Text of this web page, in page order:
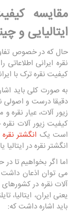
مقایسه
ایتالیایی و
حال که در خصوص
نقره ایرانی
کیفیت نقره ترک با
به صورت کلی باید
دقیقا درست و اصولی
زیور آلات، عیار نقره
کیفیت زیور آلات
است یک انگشتر نقره
انگشتر نقره در
اما اگر بخواهیم تا
می توان اذعان
آلات نقره در
یعنی ایران، ایتالیا،
باید اشاره داشت که: